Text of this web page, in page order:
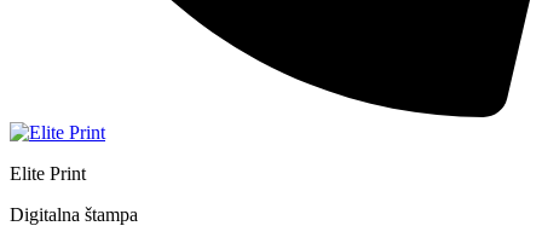
Elite Print
Digitalna štampa